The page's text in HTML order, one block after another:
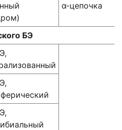
α-цепочка
БЭ